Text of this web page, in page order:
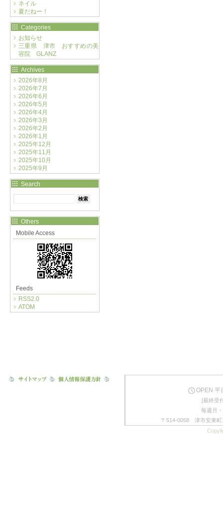
ネイル
夏だねー！
Categories
お知らせ
三重県 津市 おすすめの美
容院 GLANZ
Archives
2026年8月
2026年7月
2026年6月
2026年5月
2026年4月
2026年3月
2026年2月
2026年1月
2025年12月
2025年11月
2025年10月
2025年9月
Search
Others
Mobile Access
Feeds
RSS2.0
ATOM
OPEN
[最終受
毎週月
〒514-0058 津市安東町